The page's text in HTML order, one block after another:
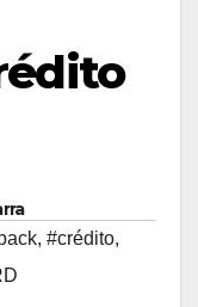
, #crédito,